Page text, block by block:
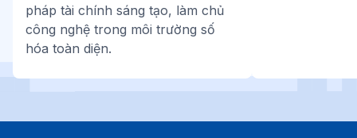
pháp tài chính sáng tạo, làm chủ
công nghệ trong môi trường số
hóa toàn diện.